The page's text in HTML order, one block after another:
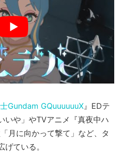
Gundam GQuuuuuuX 』EDテ
いや」やTVアニメ『真夜中ハ
月に向かって撃て」など、タ
ている。